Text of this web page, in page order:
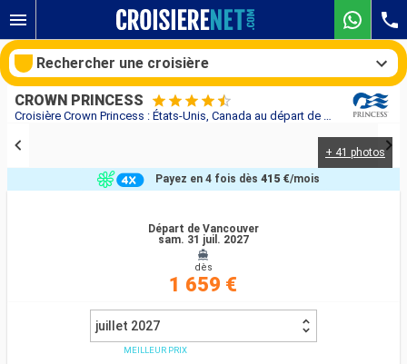
Croisière Crown Princess : États-Unis, Canada au départ de Vancouver
CROWN PRINCESS
+ 41 photos
Départ de Vancouver
sam. 31 juil. 2027
dès
1 659 €
Payez en 4 fois dès 415 €/mois
juillet 2027
MEILLEUR PRIX
Rechercher une croisière
Compagnies
Rechercher